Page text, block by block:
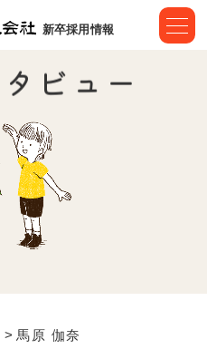
新卒採用情報
タ ビ ュ ー
馬原 伽奈